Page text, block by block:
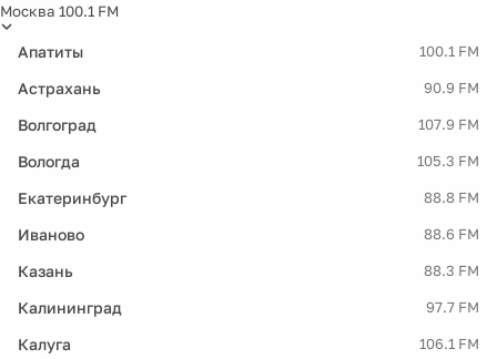
Москва 100.1 FM
Апатиты 100.1 FM
Астрахань 90.9 FM
Волгоград 107.9 FM
Вологда 105.3 FM
Екатеринбург 88.8 FM
Иваново 88.6 FM
Казань 88.3 FM
Калининград 97.7 FM
Калуга 106.1 FM